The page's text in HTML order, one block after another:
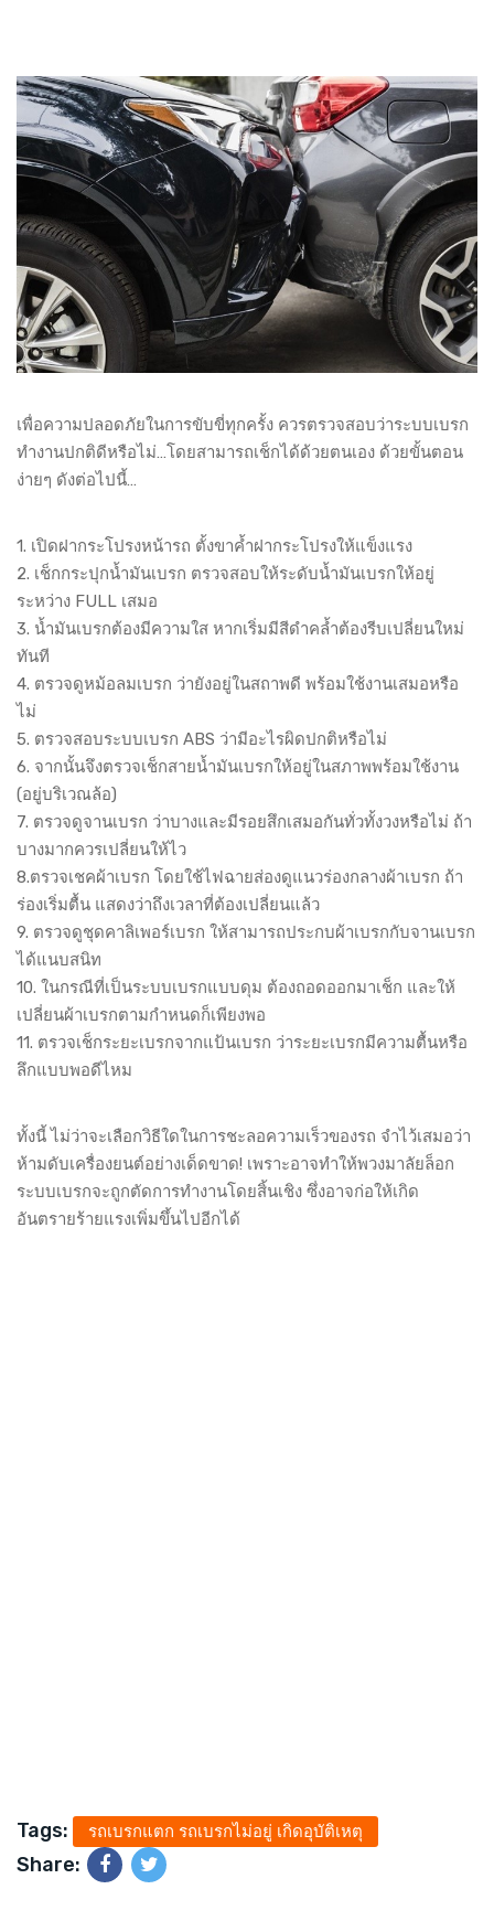
เพื่อความปลอดภัยในการขับขี่ทุกครั้ง ควรตรวจสอบว่าระบบเบรก
ทำงานปกติดีหรือไม่…โดยสามารถเช็กได้ด้วยตนเอง ด้วยขั้นตอน
ง่ายๆ ดังต่อไปนี้…
1. เปิดฝากระโปรงหน้ารถ ตั้งขาค้ำฝากระโปรงให้แข็งแรง
2. เช็กกระปุกน้ำมันเบรก ตรวจสอบให้ระดับน้ำมันเบรกให้อยู่
ระหว่าง FULL เสมอ
3. น้ำมันเบรกต้องมีความใส หากเริ่มมีสีดำคล้ำต้องรีบเปลี่ยนใหม่
ทันที
4. ตรวจดูหม้อลมเบรก ว่ายังอยู่ในสถาพดี พร้อมใช้งานเสมอหรือ
ไม่
5. ตรวจสอบระบบเบรก ABS ว่ามีอะไรผิดปกติหรือไม่
6. จากนั้นจึงตรวจเช็กสายน้ำมันเบรกให้อยู่ในสภาพพร้อมใช้งาน
(อยู่บริเวณล้อ)
7. ตรวจดูจานเบรก ว่าบางและมีรอยสึกเสมอกันทั่วทั้งวงหรือไม่ ถ้า
บางมากควรเปลี่ยนให้ไว
8.ตรวจเชคผ้าเบรก โดยใช้ไฟฉายส่องดูแนวร่องกลางผ้าเบรก ถ้า
ร่องเริ่มตื้น แสดงว่าถึงเวลาที่ต้องเปลี่ยนแล้ว
9. ตรวจดูชุดคาลิเพอร์เบรก ให้สามารถประกบผ้าเบรกกับจานเบรก
ได้แนบสนิท
10. ในกรณีที่เป็นระบบเบรกแบบดุม ต้องถอดออกมาเช็ก และให้
เปลี่ยนผ้าเบรกตามกำหนดก็เพียงพอ
11. ตรวจเช็กระยะเบรกจากแป้นเบรก ว่าระยะเบรกมีความตื้นหรือ
ลึกแบบพอดีไหม
ทั้งนี้ ไม่ว่าจะเลือกวิธีใดในการชะลอความเร็วของรถ จำไว้เสมอว่า
ห้ามดับเครื่องยนต์อย่างเด็ดขาด! เพราะอาจทำให้พวงมาลัยล็อก
ระบบเบรกจะถูกตัดการทำงานโดยสิ้นเชิง ซึ่งอาจก่อให้เกิด
อันตรายร้ายแรงเพิ่มขึ้นไปอีกได้
Tags: รถเบรกแตก รถเบรกไม่อยู่ เกิดอุบัติเหตุ
Share: